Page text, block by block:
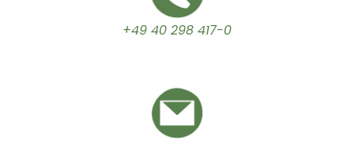
+49 40 298 417-0